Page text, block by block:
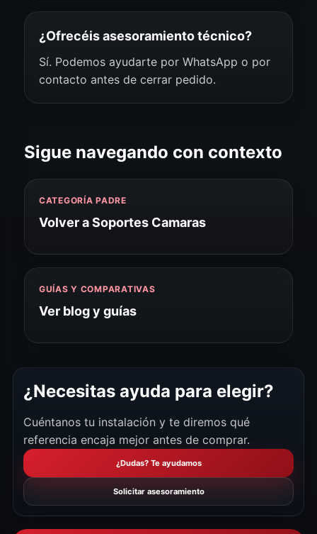
¿Ofrecéis asesoramiento técnico?
Sí. Podemos ayudarte por WhatsApp o por
contacto antes de cerrar pedido.
Sigue navegando con contexto
CATEGORÍA PADRE
Volver a Soportes Camaras
GUÍAS Y COMPARATIVAS
Ver blog y guías
¿Necesitas ayuda para elegir?
Cuéntanos tu instalación y te diremos qué
referencia encaja mejor antes de comprar.
¿Dudas? Te ayudamos
Solicitar asesoramiento